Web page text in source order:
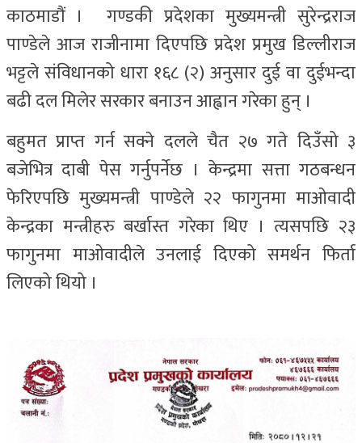
काठमाडौं । गण्डकी प्रदेशका मुख्यमन्त्री सुरेन्द्रराज
पाण्डेले आज राजीनामा दिएपछि प्रदेश प्रमुख डिल्लीराज
भट्टले संविधानको धारा १६८ (२) अनुसार दुई वा दुईभन्दा
बढी दल मिलेर सरकार बनाउन आह्वान गरेका हुन् ।
बहुमत प्राप्त गर्न सक्ने दलले चैत २७ गते दिउँसो ३
बजेभित्र दाबी पेस गर्नुपर्नेछ । केन्द्रमा सत्ता गठबन्धन
फेरिएपछि मुख्यमन्त्री पाण्डेले २२ फागुनमा माओवादी
केन्द्रका मन्त्रीहरु बर्खास्त गरेका थिए । त्यसपछि २३
फागुनमा माओवादीले उनलाई दिएको समर्थन फिर्ता
लिएको थियो ।